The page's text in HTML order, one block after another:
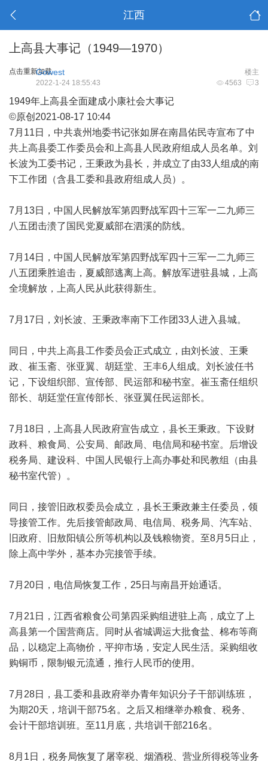
江西
上高县大事记（1949—1970）
点击重新加载 楼主
Gowest
4563 3
2022-1-24 18:55:43
1949年上高县全面建成小康社会大事记
©原创2021-08-17 10:44
7月11日，中共袁州地委书记张如屏在南昌佑民寺宣布了中
共上高县委工作委员会和上高县人民政府组成人员名单。刘
长波为工委书记，王秉政为县长，并成立了由33人组成的南
下工作团（含县工委和县政府组成人员）。
7月13日，中国人民解放军第四野战军四十三军一二九师三
八五团击溃了国民党夏威部在泗溪的防线。
7月14日，中国人民解放军第四野战军四十三军一二九师三
八五团乘胜追击，夏威部逃离上高。解放军进驻县城，上高
全境解放，上高人民从此获得新生。
7月17日，刘长波、王秉政率南下工作团33人进入县城。
同日，中共上高县工作委员会正式成立，由刘长波、王秉
政、崔玉斋、张亚翼、胡廷堂、王丰6人组成。刘长波任书
记，下设组织部、宣传部、民运部和秘书室。崔玉斋任组织
部长、胡廷堂任宣传部长、张亚翼任民运部长。
7月18日，上高县人民政府宣告成立，县长王秉政。下设财
政科、粮食局、公安局、邮政局、电信局和秘书室。后增设
税务局、建设科、中国人民银行上高办事处和民教组（由县
秘书室代管）。
同日，接管旧政权委员会成立，县长王秉政兼主任委员，领
导接管工作。先后接管邮政局、电信局、税务局、汽车站、
旧政府、旧敖阳镇公所等机构以及钱粮物资。至8月5日止，
除上高中学外，基本办完接管手续。
7月20日，电信局恢复工作，25日与南昌开始通话。
7月21日，江西省粮食公司第四采购组进驻上高，成立了上
高县第一个国营商店。同时从省城调运大批食盐、棉布等商
品，以稳定上高物价，平抑市场，安定人民生活。采购组收
购铜币，限制银元流通，推行人民币的使用。
7月28日，县工委和县政府举办青年知识分子干部训练班，
为期20天，培训干部75名。之后又相继举办粮食、税务、
会计干部培训班。至11月底，共培训干部216名。
8月1日，税务局恢复了屠宰税、烟酒税、营业所得税等业务